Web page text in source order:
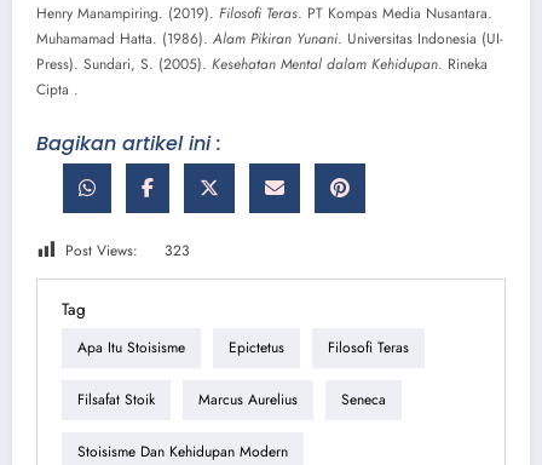
Henry Manampiring. (2019). Filosofi Teras. PT Kompas Media Nusantara.
Muhamamad Hatta. (1986). Alam Pikiran Yunani. Universitas Indonesia (UI-
Press). Sundari, S. (2005). Kesehatan Mental dalam Kehidupan. Rineka
Cipta .
Bagikan artikel ini :
Post Views: 323
Tag
Apa Itu Stoisisme Epictetus Filosofi Teras
Filsafat Stoik Marcus Aurelius Seneca
Stoisisme Dan Kehidupan Modern